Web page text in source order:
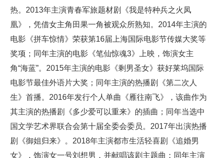
热。2013年主演青春军旅题材剧《我是特种兵之火凤
凰》，凭借女主角田果一角被观众所熟知。2014年主演的
电影《拼车惊情》荣获第16届上海国际电影节传媒大奖等
奖项；同年主演的电影《笔仙惊魂3》上映，饰演女主
角“海蓝”。2015年主演的电影《剩男圣女》获好莱坞国际
电影节最佳外语片大奖；同年主演的热播剧《第二次人
生》首播。2016年发行个人单曲《雁往南飞》，该曲作为
其主演的热播剧《多少爱可以重来》的插曲；同年当选中
国文学艺术界联合会第十届全委会委员。2017年出演热播
剧《御姐归来》。2018年主演都市生活轻喜剧《追婚男
女》，饰演女一号刘想男，并献唱该剧主题曲；同年主演